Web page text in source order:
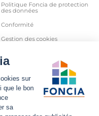
Politique Foncia de protection
des données
Conformité
Gestion des cookies
et autres traceurs
Sécurité informatique
Déclaration d'accessibilité
Nous suivre